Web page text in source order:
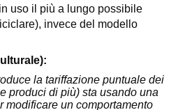
uso il più a lungo possibile
invece del modello
la tariffazione puntuale dei
produci di più) sta usando una
modificare un comportamento